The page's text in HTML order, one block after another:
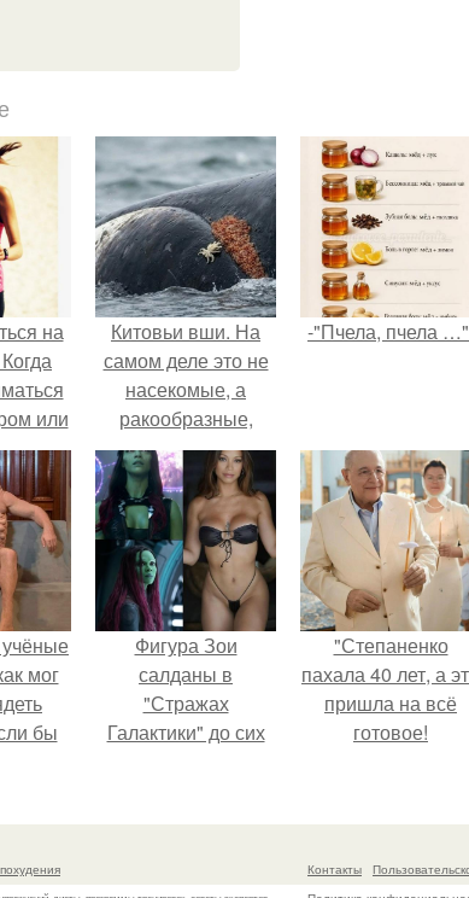
на
или
Китовьи вши. На
самом деле это не
насекомые, а
ракообразные,
относящиеся к
бокоплавам.
-"Пчела, пчела
мог
бы
для
Фигура Зои
салданы в
"Стражах
Галактики" до сих
"Степаненко
пахала 40 лет, а
пришла на всё
готовое!
Контакты